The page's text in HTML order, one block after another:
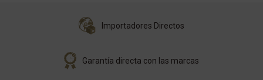
Importadores Directos
Garantía directa con las marcas